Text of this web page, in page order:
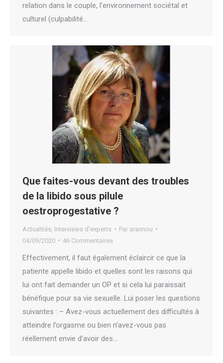
relation dans le couple, l’environnement sociétal et
culturel (culpabilité…
Que faites-vous devant des troubles
de la libido sous pilule
oestroprogestative ?
Actualités Interviews d'experts Par arannou
04/09/2020
46 Commentaires
Effectivement, il faut également éclaircir ce que la
patiente appelle libido et quelles sont les raisons qui
lui ont fait demander un OP et si cela lui paraissait
bénéfique pour sa vie sexuelle. Lui poser les questions
suivantes : – Avez-vous actuellement des difficultés à
atteindre l’orgasme ou bien n’avez-vous pas
réellement envie d’avoir des…